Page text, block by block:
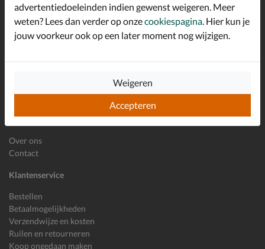
Shoemixx
Over ons
Contact
Klantenservice
Bestellen
Betaalmogelijkheden
Verzendwijze en kosten
Ruilen en retourneren
Koop ongedaan maken
E-mailadres
advertentiedoeleinden indien gewenst weigeren. Meer
weten? Lees dan verder op onzecookiespagina . Hier kun je
jouw voorkeur ook op een later moment nog wijzigen.
Accepteren
Weigeren